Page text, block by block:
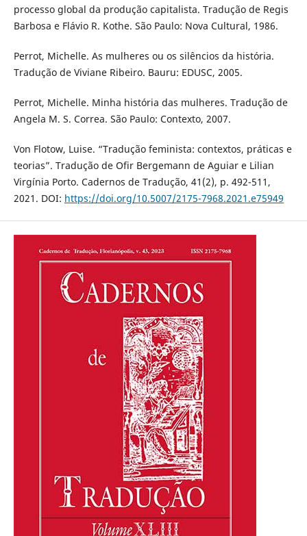
processo global da produção capitalista. Tradução de Regis
Barbosa e Flávio R. Kothe. São Paulo: Nova Cultural, 1986.
Perrot, Michelle. As mulheres ou os silêncios da história.
Tradução de Viviane Ribeiro. Bauru: EDUSC, 2005.
Perrot, Michelle. Minha história das mulheres. Tradução de
Angela M. S. Correa. São Paulo: Contexto, 2007.
Von Flotow, Luise. “Tradução feminista: contextos, práticas e
teorias”. Tradução de Ofir Bergemann de Aguiar e Lilian
Virgínia Porto. Cadernos de Tradução, 41(2), p. 492-511,
2021. DOI: https://doi.org/10.5007/2175-7968.2021.e75949